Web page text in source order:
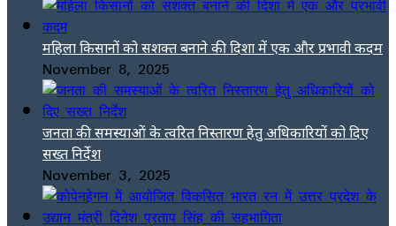
महिला किसानों को सशक्त बनाने की दिशा में एक और प्रभावी कदम
November 8, 2025
जनता की समस्याओं के त्वरित निस्तारण हेतु अधिकारियों को दिए
सख्त निर्देश
November 3, 2025